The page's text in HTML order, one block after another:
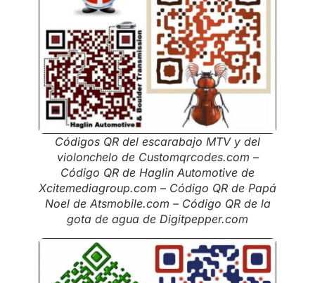
Códigos QR del escarabajo MTV y del
violonchelo de Customqrcodes.com –
Código QR de Haglin Automotive de
Xcitemediagroup.com – Código QR de Papá
Noel de Atsmobile.com – Código QR de la
gota de agua de Digitpepper.com